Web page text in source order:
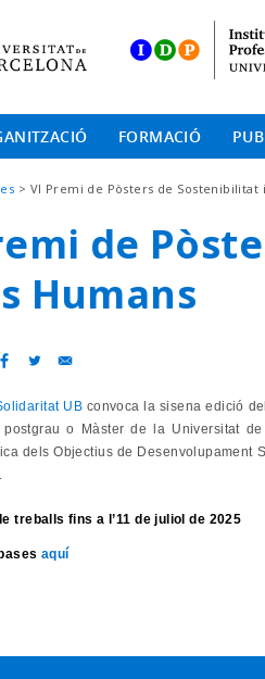
FORMACIÓ
VI Premi de Pòsters de Sostenibilitat
de
Humans
UBconvoca la sisena edició
o Màster de la Universitat
dels Objectius de Desenvolupament
treballs fins a l’11de juliol de 2025
aquí